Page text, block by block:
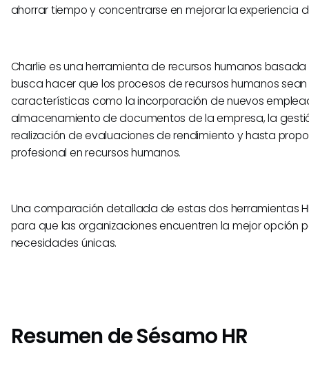
ahorrar tiempo y concentrarse en mejorar la experiencia
Charlie es una herramienta de recursos humanos
busca hacer que los procesos de recursos humanos
características como la incorporación de nuevos
almacenamiento de documentos de la empresa, la
realización de evaluaciones de rendimiento y hasta
profesional en recursos humanos.
Una comparación detallada de estas dos herramientas
para que las organizaciones encuentren la mejor opción
necesidades únicas.
Resumen de Sésamo HR